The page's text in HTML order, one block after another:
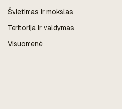
Švietimas ir mokslas
Teritorija ir valdymas
Visuomenė